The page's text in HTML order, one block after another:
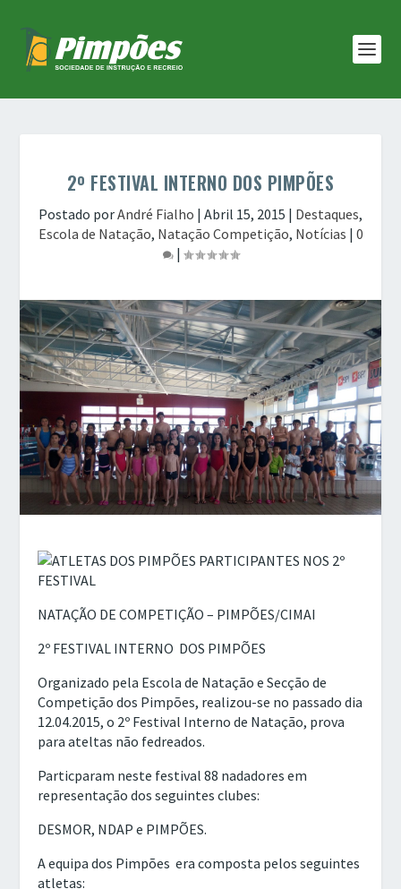
2º FESTIVAL INTERNO DOS PIMPÕES
Postado porAndré Fialho | Abril 15, 2015 | Destaques,
Escola de Natação, Natação Competição, Notícias | 0
|
NATAÇÃO DE COMPETIÇÃO – PIMPÕES/CIMAI
2º FESTIVAL INTERNO DOS PIMPÕES
Organizado pela Escola de Natação e Secção de
Competição dos Pimpões, realizou-se no passado dia
12.04.2015, o 2º Festival Interno de Natação, prova
para ateltas não fedreados.
Particparam neste festival 88 nadadores em
representação dos seguintes clubes:
DESMOR, NDAP e PIMPÕES.
A equipa dos Pimpões era composta pelos seguintes
atletas: